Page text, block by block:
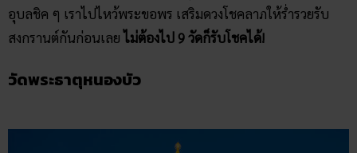
อุบลชิค ๆ เราไปไหว้พระขอพร เสริมดวงโชคลาภให้ร่ำรวยรับ
สงกรานต์กันก่อนเลยไม่ต้องไป 9 วัดก็รับโชคได้!
วัดพระธาตุหนองบัว